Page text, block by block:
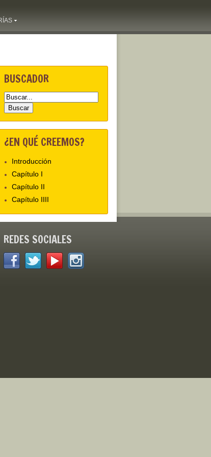
BUSCADOR
¿EN QUÉ CREEMOS?
Introducción
Capítulo I
Capítulo II
Capítulo IIII
REDES SOCIALES